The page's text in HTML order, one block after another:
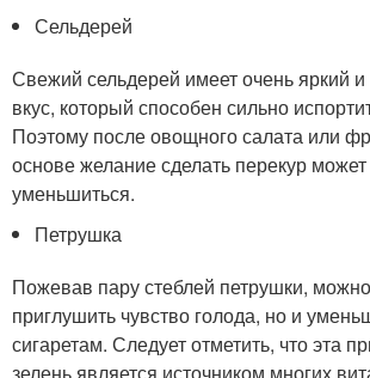
Сельдерей
Свежий сельдерей имеет очень яркий
вкус, который способен сильно
Поэтому после овощного салата или
основе желание сделать перекур может
уменьшиться.
Петрушка
Пожевав пару стеблей петрушки,
приглушить чувство голода, но и
сигаретам. Следует отметить, что эта